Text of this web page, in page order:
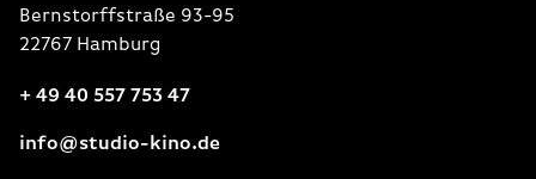
Bernstorffstraße 93-95
22767 Hamburg
+ 49 40 557 753 47
info@studio-kino.de